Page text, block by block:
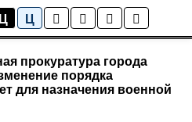
Ц Ц Коптево
прокуратура города
порядка
для назначения военной